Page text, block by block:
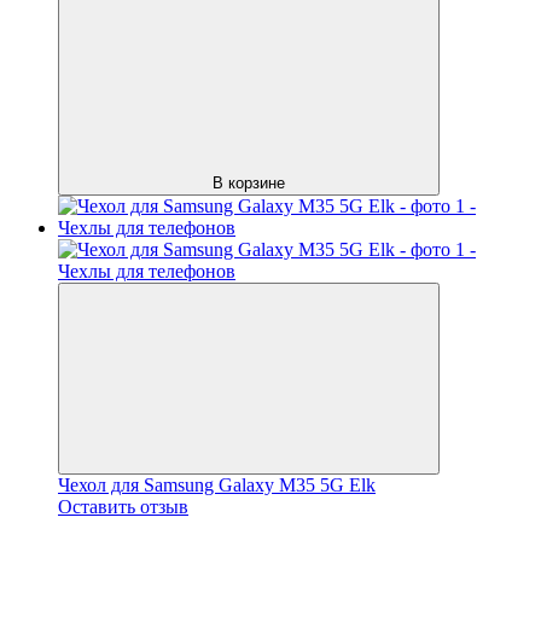
В корзине
Чехол для Samsung Galaxy M35 5G Elk
Оставить отзыв